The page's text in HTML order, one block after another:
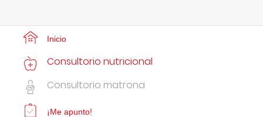
Inicio
Consultorio nutricional
Consultorio matrona
¡Me apunto!